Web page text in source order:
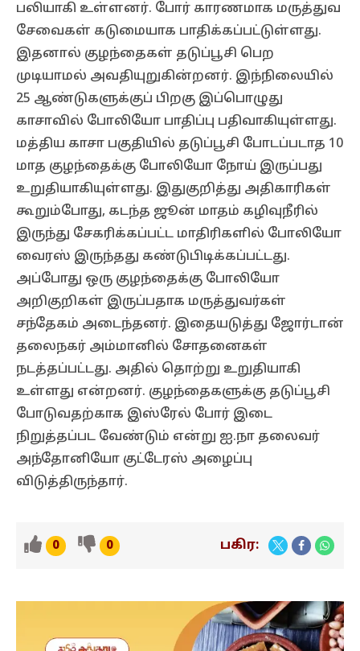
பலியாகி உள்ளனர். போர் காரணமாக மருத்துவ
சேவைகள் கடுமையாக பாதிக்கப்பட்டுள்ளது.
இதனால் குழந்தைகள் தடுப்பூசி பெற
முடியாமல் அவதியுறுகின்றனர். இந்நிலையில்
25 ஆண்டுகளுக்குப் பிறகு இப்பொழுது
காசாவில் போலியோ பாதிப்பு பதிவாகியுள்ளது.
மத்திய காசா பகுதியில் தடுப்பூசி போடப்படாத 10
மாத குழந்தைக்கு போலியோ நோய் இருப்பது
உறுதியாகியுள்ளது. இதுகுறித்து அதிகாரிகள்
கூறும்போது, கடந்த ஜூன் மாதம் கழிவுநீரில்
இருந்து சேகரிக்கப்பட்ட மாதிரிகளில் போலியோ
வைரஸ் இருந்தது கண்டுபிடிக்கப்பட்டது.
அப்போது ஒரு குழந்தைக்கு போலியோ
அறிகுறிகள் இருப்பதாக மருத்துவர்கள்
சந்தேகம் அடைந்தனர். இதையடுத்து ஜோர்டான்
தலைநகர் அம்மானில் சோதனைகள்
நடத்தப்பட்டது. அதில் தொற்று உறுதியாகி
உள்ளது என்றனர். குழந்தைகளுக்கு தடுப்பூசி
போடுவதற்காக இஸ்ரேல் போர் இடை
நிறுத்தப்பட வேண்டும் என்று ஐ.நா தலைவர்
அந்தோனியோ குட்டேரஸ் அழைப்பு
விடுத்திருந்தார்.
0 0 பகிர: